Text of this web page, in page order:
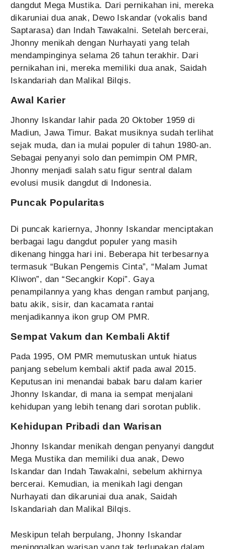
dangdut Mega Mustika. Dari pernikahan ini, mereka
dikaruniai dua anak, Dewo Iskandar (vokalis band
Saptarasa) dan Indah Tawakalni. Setelah bercerai,
Jhonny menikah dengan Nurhayati yang telah
mendampinginya selama 26 tahun terakhir. Dari
pernikahan ini, mereka memiliki dua anak, Saidah
Iskandariah dan Malikal Bilqis.
Awal Karier
Jhonny Iskandar lahir pada 20 Oktober 1959 di
Madiun, Jawa Timur. Bakat musiknya sudah terlihat
sejak muda, dan ia mulai populer di tahun 1980-an.
Sebagai penyanyi solo dan pemimpin OM PMR,
Jhonny menjadi salah satu figur sentral dalam
evolusi musik dangdut di Indonesia.
Puncak Popularitas
Di puncak kariernya, Jhonny Iskandar menciptakan
berbagai lagu dangdut populer yang masih
dikenang hingga hari ini. Beberapa hit terbesarnya
termasuk “Bukan Pengemis Cinta”, “Malam Jumat
Kliwon”, dan “Secangkir Kopi”. Gaya
penampilannya yang khas dengan rambut panjang,
batu akik, sisir, dan kacamata rantai
menjadikannya ikon grup OM PMR.
Sempat Vakum dan Kembali Aktif
Pada 1995, OM PMR memutuskan untuk hiatus
panjang sebelum kembali aktif pada awal 2015.
Keputusan ini menandai babak baru dalam karier
Jhonny Iskandar, di mana ia sempat menjalani
kehidupan yang lebih tenang dari sorotan publik.
Kehidupan Pribadi dan Warisan
Jhonny Iskandar menikah dengan penyanyi dangdut
Mega Mustika dan memiliki dua anak, Dewo
Iskandar dan Indah Tawakalni, sebelum akhirnya
bercerai. Kemudian, ia menikah lagi dengan
Nurhayati dan dikaruniai dua anak, Saidah
Iskandariah dan Malikal Bilqis.
Meskipun telah berpulang, Jhonny Iskandar